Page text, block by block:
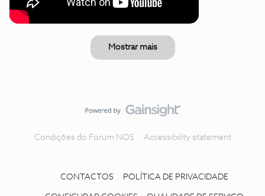
Mostrar mais
Condições do Fórum NOS Accessibility statement
CONTACTOS POLÍTICA DE PRIVACIDADE